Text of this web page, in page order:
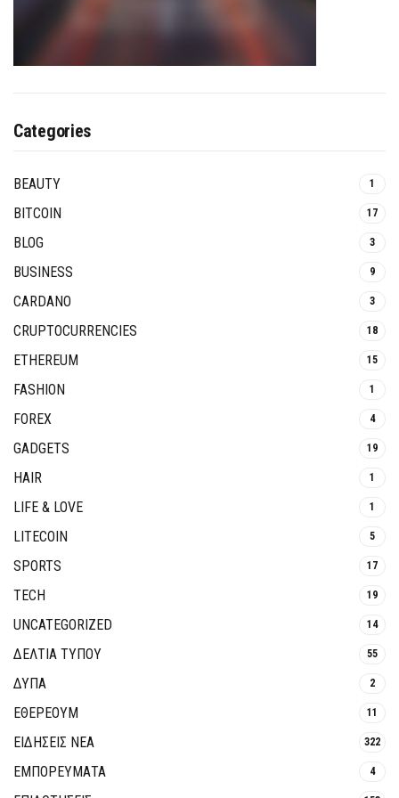
Categories
BEAUTY 1
BITCOIN 17
BLOG 3
BUSINESS 9
CARDANO 3
CRUPTOCURRENCIES 18
ETHEREUM 15
FASHION 1
FOREX 4
GADGETS 19
HAIR 1
LIFE & LOVE 1
LITECOIN 5
SPORTS 17
TECH 19
UNCATEGORIZED 14
ΔΕΛΤΙΑ ΤΥΠΟΥ 55
ΔΥΠΑ 2
ΕΘΈΡΕΟΥΜ 11
ΕΙΔΗΣΕΙΣ ΝΕΑ 322
ΕΜΠΟΡΕΥΜΑΤΑ 4